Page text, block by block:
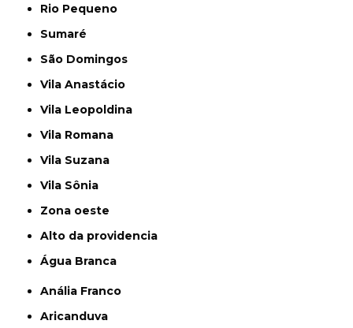
Rio Pequeno
Sumaré
São Domingos
Vila Anastácio
Vila Leopoldina
Vila Romana
Vila Suzana
Vila Sônia
Zona oeste
alto da providencia
Água Branca
Anália Franco
Aricanduva